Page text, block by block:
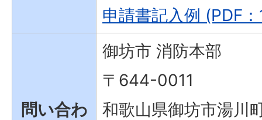
申請書記入例 (PDF
問い合わ
御坊市 消防本部
〒644-0011
和歌山県御坊市湯川